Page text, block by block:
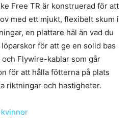
Free TR är konstruerad för att
med ett mjukt, flexibelt skum i
en plattare häl än vad du
för att ge en solid bas
Flywire-kablar som går
för att hålla fötterna på plats
riktningar och hastigheter.
kvinnor